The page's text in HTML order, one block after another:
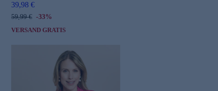
39,98 €
59,99 € -33%
VERSAND GRATIS